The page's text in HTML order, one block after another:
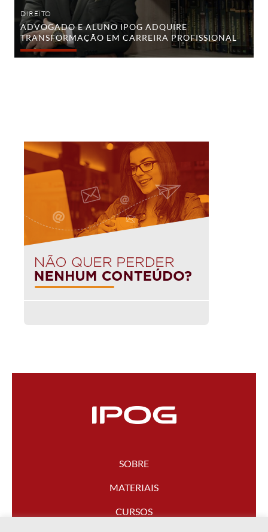
DIREITO
ADVOGADO E ALUNO IPOG ADQUIRE
TRANSFORMAÇÃO EM CARREIRA PROFISSIONAL
SOBRE
MATERIAIS
CURSOS